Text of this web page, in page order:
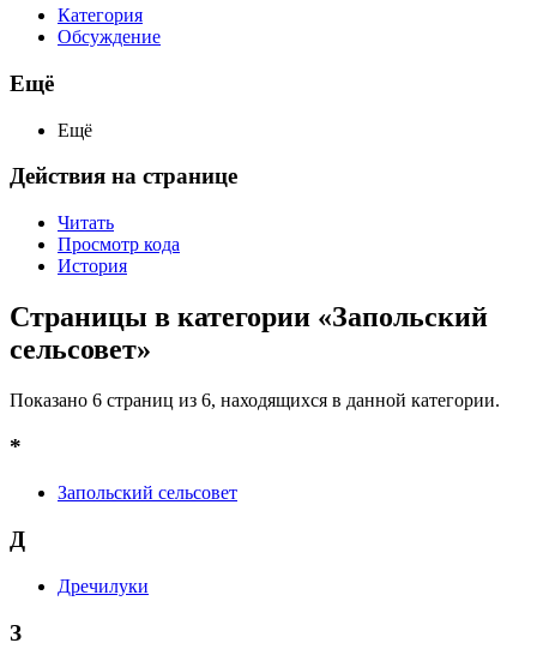
Категория
Обсуждение
Ещё
Ещё
Действия на странице
Читать
Просмотр кода
История
Страницы в категории «Запольский
сельсовет»
Показано 6 страниц из 6, находящихся в данной категории.
*
Запольский сельсовет
Д
Дречилуки
З